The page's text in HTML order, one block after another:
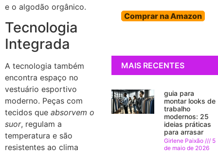
e o algodão orgânico.
Tecnologia
Integrada
A tecnologia também
encontra espaço no
vestuário esportivo
moderno. Peças com
tecidos que absorvem o
suor, regulam a
temperatura e são
resistentes ao clima
Comprar na Amazon
MAIS RECENTES
guia para
montar looks de
trabalho
modernos: 25
ideias práticas
para arrasar
Girlene Paixão
5
de maio de 2026